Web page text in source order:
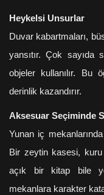
Heykelsi Unsurlar
Duvar kabartmaları,
yansıtır. Çok
objeler kullanılır. Bu
derinlik kazandırır.
Aksesuar Seçiminde
Yunan iç
Bir zeytin kasesi,
açık bir kitap bile
mekanlara karakter